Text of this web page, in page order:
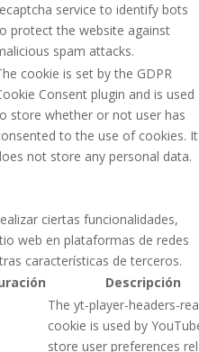
service to identify bots
protect the website against
spam attacks.
cookie is set by the GDPR
Consent plugin and is used
store whether or not user has
to the use of cookies. It
not store any personal data.
ciertas funcionalidades,
web en plataformas de redes
características de terceros.
Descripción
The yt-player-headers-
cookie is used by
store user preferences